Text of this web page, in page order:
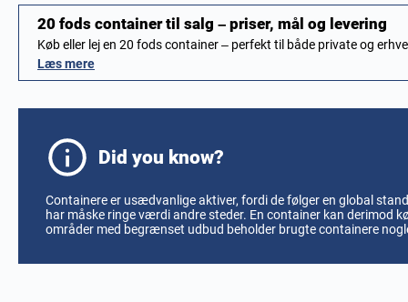
20 fods container til salg – priser, mål og levering
Køb eller lej en 20 fods container – perfekt til både private og
Læs mere
Did you know?
Containere er usædvanlige aktiver, fordi de følger en global
har måske ringe værdi andre steder. En container kan derimod
områder med begrænset udbud beholder brugte containere